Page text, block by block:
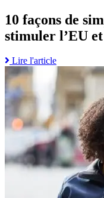
façons
de
simplifier
paiement
pour
stimuler
l’EU
et
vente
page
10 façons de
stimuler l’EU
Lire l'articleRead
more
about
façons
de
simplifier
le
paiement
pour
stimuler
l’EU
et
to
Comment
votre
fournisseur
de
services
livraison
de